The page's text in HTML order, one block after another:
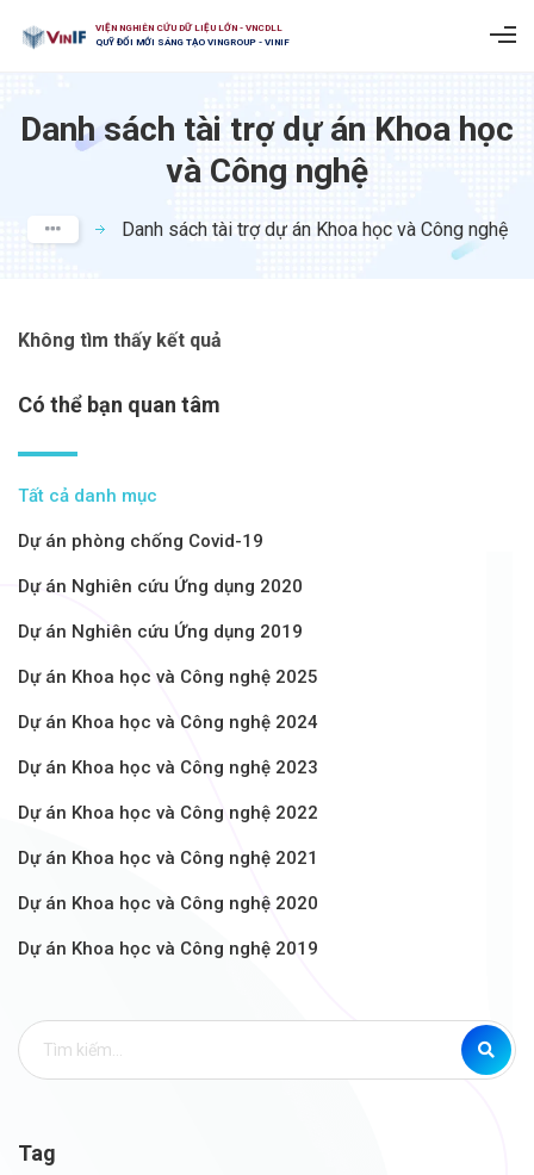
VIỆN NGHIÊN CỨU DỮ LIỆU LỚN - VNCDLL
QUỸ ĐỔI MỚI SÁNG TẠO VINGROUP - VINIF
Danh sách tài trợ dự án Khoa học
và Công nghệ
Danh sách tài trợ dự án Khoa học và Công nghệ​
Không tìm thấy kết quả
Có thể bạn quan tâm
Tất cả danh mục
Dự án phòng chống Covid-19
Dự án Nghiên cứu Ứng dụng 2020
Dự án Nghiên cứu Ứng dụng 2019
Dự án Khoa học và Công nghệ 2025
Dự án Khoa học và Công nghệ 2024
Dự án Khoa học và Công nghệ 2023
Dự án Khoa học và Công nghệ 2022
Dự án Khoa học và Công nghệ 2021
Dự án Khoa học và Công nghệ 2020
Dự án Khoa học và Công nghệ 2019
Tag